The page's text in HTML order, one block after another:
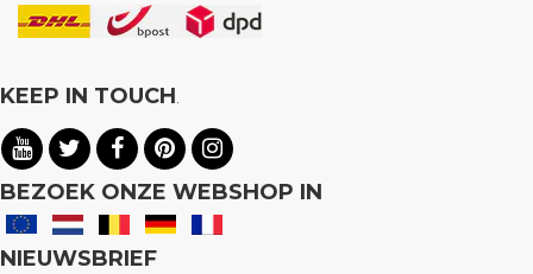
KEEP IN TOUCH.
BEZOEK ONZE WEBSHOP IN
NIEUWSBRIEF